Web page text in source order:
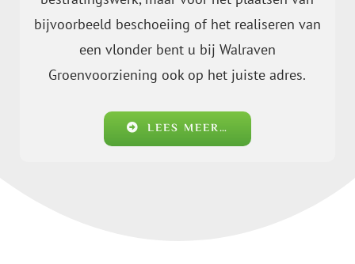
bijvoorbeeld beschoeiing of het realiseren van
een vlonder bent u bij Walraven
Groenvoorziening ook op het juiste adres.
LEES MEER…